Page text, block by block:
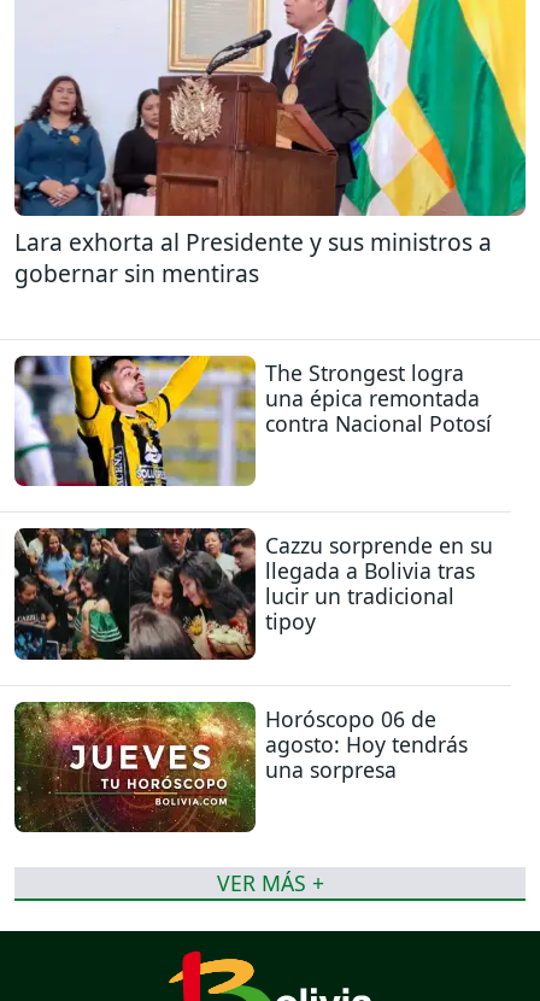
Lara exhorta al Presidente y sus ministros a
gobernar sin mentiras
The Strongest logra
una épica remontada
contra Nacional Potosí
Cazzu sorprende en su
llegada a Bolivia tras
lucir un tradicional
tipoy
Horóscopo 06 de
agosto: Hoy tendrás
una sorpresa
VER MÁS +